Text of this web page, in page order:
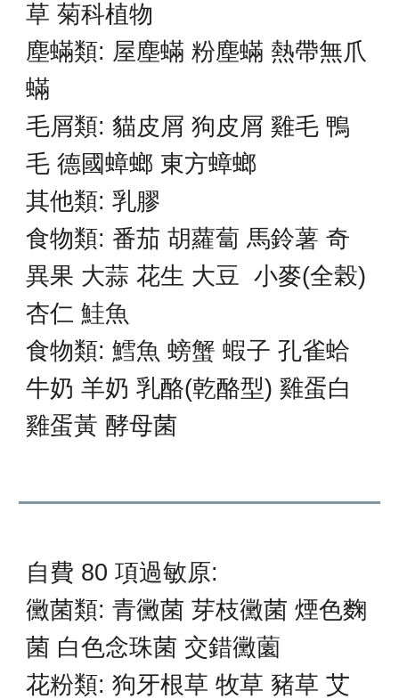
草 菊科植物
塵蟎類: 屋塵蟎 粉塵蟎 熱帶無爪
蟎
毛屑類:貓皮屑 狗皮屑 雞毛 鴨
毛 德國蟑螂 東方蟑螂
其他類:乳膠
食物類: 番茄 胡蘿蔔 馬鈴薯 奇
異果 大蒜 花生 大豆 小麥(全榖)
杏仁 鮭魚
食物類: 鱈魚 螃蟹 蝦子 孔雀蛤
牛奶 羊奶 乳酪(乾酪型) 雞蛋白
雞蛋黃 酵母菌
自費 80 項過敏原:
黴菌類: 青黴菌 芽枝黴菌 煙色麴
菌 白色念珠菌 交錯黴薗
花粉類: 狗牙根草 牧草 豬草 艾